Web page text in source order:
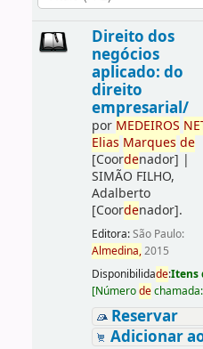
Direito dos
negócios
aplicado: do
direito
empresarial/
por MEDEIROS
Elias Marques de
[Coordenador] |
SIMÃO FILHO,
Adalberto
[Coordenador].
Editora:São Paulo:
Almedina,2015
Disponibilidade:Itens
[Númerodechamada:
Reservar
Adicionar